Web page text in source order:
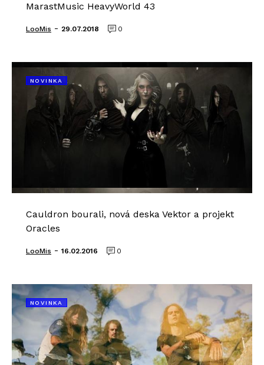
MarastMusic HeavyWorld 43
LooMis - 29.07.2018 0
NOVINKA
Cauldron bourali, nová deska Vektor a projekt
Oracles
LooMis - 16.02.2016 0
NOVINKA